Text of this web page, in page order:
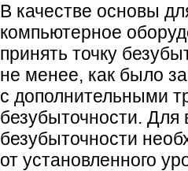
В качестве основы
компьютерное
принять точку
не менее, как было
с дополнительными
безубыточности. Для
безубыточности
от установленного